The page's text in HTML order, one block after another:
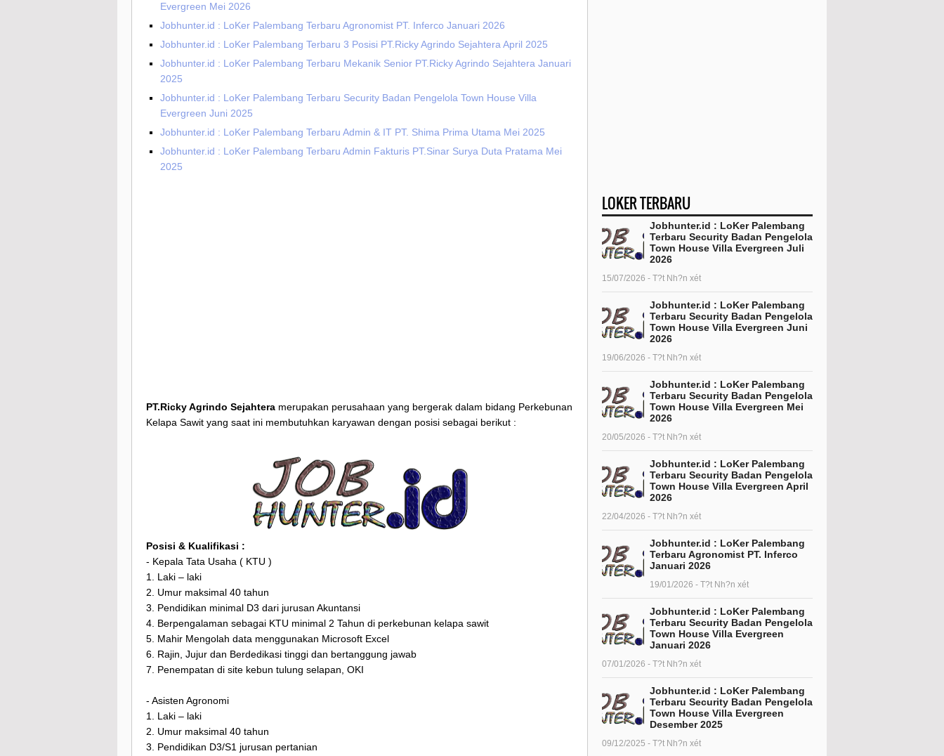
Evergreen Mei 2026
Jobhunter.id : LoKer Palembang Terbaru Agronomist PT. Inferco Januari 2026
Jobhunter.id : LoKer Palembang Terbaru 3 Posisi PT.Ricky Agrindo Sejahtera April 2025
Jobhunter.id : LoKer Palembang Terbaru Mekanik Senior PT.Ricky Agrindo Sejahtera Januari
2025
Jobhunter.id : LoKer Palembang Terbaru Security Badan Pengelola Town House Villa
Evergreen Juni 2025
Jobhunter.id : LoKer Palembang Terbaru Admin & IT PT. Shima Prima Utama Mei 2025
Jobhunter.id : LoKer Palembang Terbaru Admin Fakturis PT.Sinar Surya Duta Pratama Mei
2025
PT.Ricky Agrindo Sejahtera merupakan perusahaan yang bergerak dalam bidang Perkebunan
Kelapa Sawit yang saat ini membutuhkan karyawan dengan posisi sebagai berikut :
Posisi & Kualifikasi :
- Kepala Tata Usaha ( KTU )
1. Laki – laki
2. Umur maksimal 40 tahun
3. Pendidikan minimal D3 dari jurusan Akuntansi
4. Berpengalaman sebagai KTU minimal 2 Tahun di perkebunan kelapa sawit
5. Mahir Mengolah data menggunakan Microsoft Excel
6. Rajin, Jujur dan Berdedikasi tinggi dan bertanggung jawab
7. Penempatan di site kebun tulung selapan, OKI
- Asisten Agronomi
1. Laki – laki
2. Umur maksimal 40 tahun
3. Pendidikan D3/S1 jurusan pertanian
LOKER TERBARU
Jobhunter.id : LoKer Palembang
Terbaru Security Badan Pengelola
Town House Villa Evergreen Juli
2026
15/07/2026 - T?t Nh?n xét
Jobhunter.id : LoKer Palembang
Terbaru Security Badan Pengelola
Town House Villa Evergreen Juni
2026
19/06/2026 - T?t Nh?n xét
Jobhunter.id : LoKer Palembang
Terbaru Security Badan Pengelola
Town House Villa Evergreen Mei
2026
20/05/2026 - T?t Nh?n xét
Jobhunter.id : LoKer Palembang
Terbaru Security Badan Pengelola
Town House Villa Evergreen April
2026
22/04/2026 - T?t Nh?n xét
Jobhunter.id : LoKer Palembang
Terbaru Agronomist PT. Inferco
Januari 2026
19/01/2026 - T?t Nh?n xét
Jobhunter.id : LoKer Palembang
Terbaru Security Badan Pengelola
Town House Villa Evergreen
Januari 2026
07/01/2026 - T?t Nh?n xét
Jobhunter.id : LoKer Palembang
Terbaru Security Badan Pengelola
Town House Villa Evergreen
Desember 2025
09/12/2025 - T?t Nh?n xét